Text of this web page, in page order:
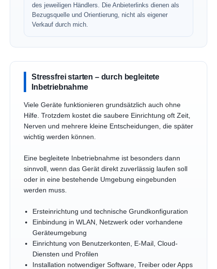
des jeweiligen Händlers. Die Anbieterlinks dienen als
Bezugsquelle und Orientierung, nicht als eigener
Verkauf durch mich.
Stressfrei starten – durch begleitete
Inbetriebnahme
Viele Geräte funktionieren grundsätzlich auch ohne
Hilfe. Trotzdem kostet die saubere Einrichtung oft Zeit,
Nerven und mehrere kleine Entscheidungen, die später
wichtig werden können.
Eine begleitete Inbetriebnahme ist besonders dann
sinnvoll, wenn das Gerät direkt zuverlässig laufen soll
oder in eine bestehende Umgebung eingebunden
werden muss.
Ersteinrichtung und technische Grundkonfiguration
Einbindung in WLAN, Netzwerk oder vorhandene
Geräteumgebung
Einrichtung von Benutzerkonten, E-Mail, Cloud-
Diensten und Profilen
Installation notwendiger Software, Treiber oder Apps